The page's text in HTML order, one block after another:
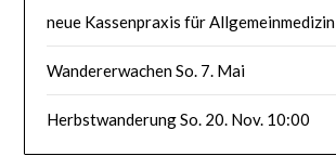
neue Kassenpraxis für Allgemeinmedizin
Wandererwachen So. 7. Mai
Herbstwanderung So. 20. Nov. 10:00